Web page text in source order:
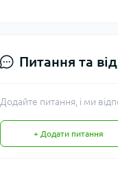
Питання та
Додайте питання, і ми
+ Додати питання